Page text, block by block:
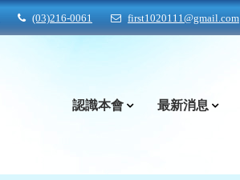
(03)216-0061 first1020111@gmail.com
認識本會 最新消息